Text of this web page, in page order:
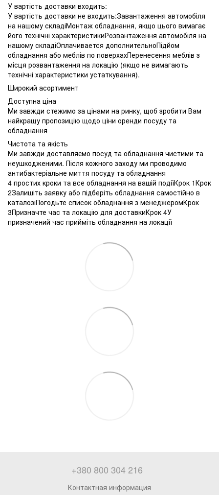
У вартість доставки входить:
У вартість доставки не входить:Завантаження автомобіля
на нашому складіМонтаж обладнання, якщо цього вимагає
його технічні характеристикиРозвантаження автомобіля на
нашому складіОплачивается дополнительноПідйом
обладнання або меблів по поверхахПеренесення меблів з
місця розвантаження на локацію (якщо не вимагають
технічні характеристики устаткування).
Широкий асортимент
Доступна ціна
Ми завжди стежимо за цінами на ринку, щоб зробити Вам
найкращу пропозицію щодо ціни оренди посуду та
обладнання
Чистота та якість
Ми завжди доставляємо посуд та обладнання чистими та
неушкодженими. Після кожного заходу ми проводимо
антибактеріальне миття посуду та обладнання
4 простих кроки та все обладнання на вашій подіїКрок 1Крок
2Залишіть заявку або підберіть обладнання самостійно в
каталозіПогодьте список обладнання з менеджеромКрок
3Призначте час та локацію для доставкиКрок 4У
призначений час прийміть обладнання на локації
+380 800 304 216
Контактная информация